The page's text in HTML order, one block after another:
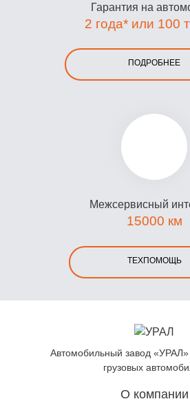
Гарантия на
2 года* или 100
ПОДРОБНЕЕ
Межсервисный
15000 км
ТЕХПОМОЩЬ
О компании
Автомобильный завод «УРАЛ»
грузовых